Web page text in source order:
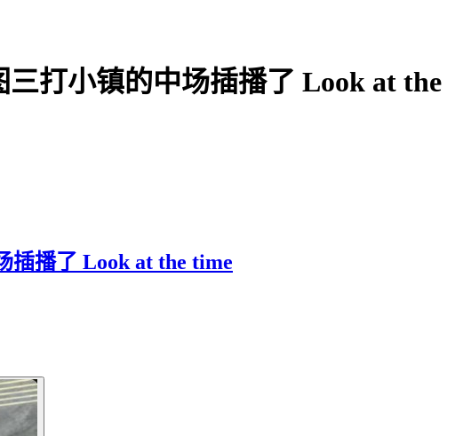
打小镇的中场插播了 Look at the
插播了 Look at the time